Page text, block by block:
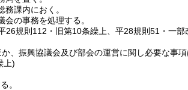
課内におく。
の事務を処理する。
26規則112・旧第10条繰上、平28規則51・一部
、振興協議会及び部会の運営に関し必要な事項
上)
。